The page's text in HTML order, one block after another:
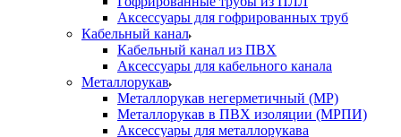
Аксессуары для гофрированных труб
Кабельный канал
Кабельный канал из ПВХ
Аксессуары для кабельного канала
Металлорукав
Металлорукав негерметичный (МР)
Металлорукав в ПВХ изоляции (МРПИ)
Аксессуары для металлорукава